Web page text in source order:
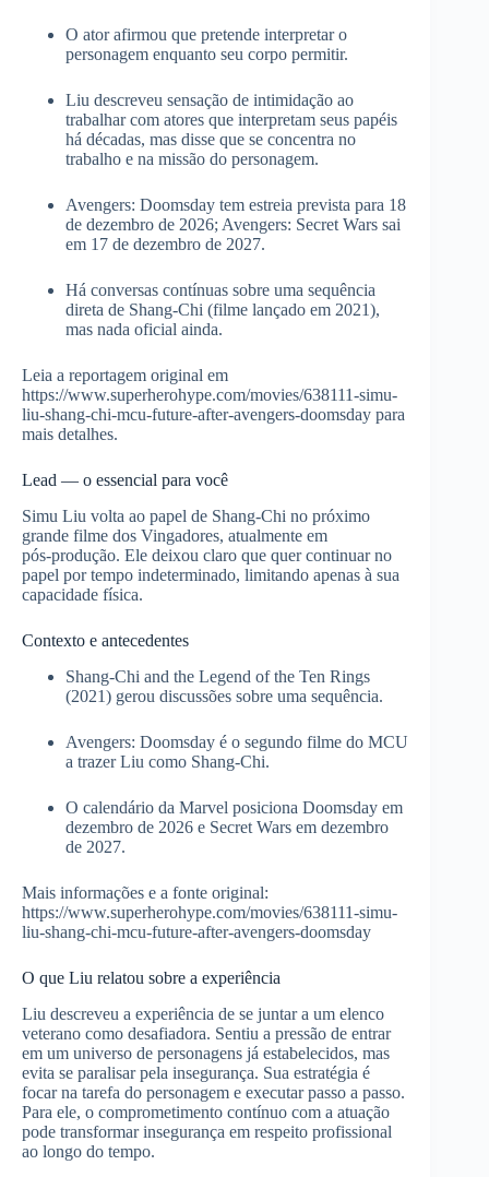
O ator afirmou que pretende interpretar o
personagem enquanto seu corpo permitir.
Liu descreveu sensação de intimidação ao
trabalhar com atores que interpretam seus papéis
há décadas, mas disse que se concentra no
trabalho e na missão do personagem.
Avengers: Doomsday tem estreia prevista para 18
de dezembro de 2026; Avengers: Secret Wars sai
em 17 de dezembro de 2027.
Há conversas contínuas sobre uma sequência
direta de Shang‑Chi (filme lançado em 2021),
mas nada oficial ainda.
Leia a reportagem original em
https://www.superherohype.com/movies/638111-simu-
liu-shang-chi-mcu-future-after-avengers-doomsday para
mais detalhes.
Lead — o essencial para você
Simu Liu volta ao papel de Shang‑Chi no próximo
grande filme dos Vingadores, atualmente em
pós‑produção. Ele deixou claro que quer continuar no
papel por tempo indeterminado, limitando apenas à sua
capacidade física.
Contexto e antecedentes
Shang‑Chi and the Legend of the Ten Rings
(2021) gerou discussões sobre uma sequência.
Avengers: Doomsday é o segundo filme do MCU
a trazer Liu como Shang‑Chi.
O calendário da Marvel posiciona Doomsday em
dezembro de 2026 e Secret Wars em dezembro
de 2027.
Mais informações e a fonte original:
https://www.superherohype.com/movies/638111-simu-
liu-shang-chi-mcu-future-after-avengers-doomsday
O que Liu relatou sobre a experiência
Liu descreveu a experiência de se juntar a um elenco
veterano como desafiadora. Sentiu a pressão de entrar
em um universo de personagens já estabelecidos, mas
evita se paralisar pela insegurança. Sua estratégia é
focar na tarefa do personagem e executar passo a passo.
Para ele, o comprometimento contínuo com a atuação
pode transformar insegurança em respeito profissional
ao longo do tempo.